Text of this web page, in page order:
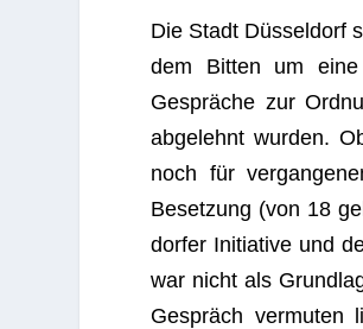
Die Stadt Düs­sel­dorf
dem Bit­ten um eine
Gesprä­che zur
abge­lehnt wur­den.
noch für
Beset­zung (von 18
dor­fer Initia­tive und
war nicht als
Gespräch ver­mu­ten